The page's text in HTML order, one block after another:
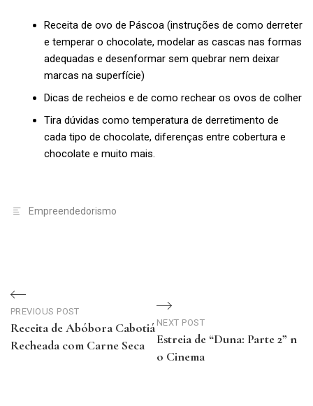
Receita de ovo de Páscoa (instruções de como derreter
e temperar o chocolate, modelar as cascas nas formas
adequadas e desenformar sem quebrar nem deixar
marcas na superfície)
Dicas de recheios e de como rechear os ovos de colher
Tira dúvidas como temperatura de derretimento de
cada tipo de chocolate, diferenças entre cobertura e
chocolate e muito mais.
Empreendedorismo
Navegação
de
Post
PREVIOUS POST
Receita de Abóbora Cabotiá
Recheada com Carne Seca
NEXT POST
Estreia de “Duna: Parte 2” n
o Cinema